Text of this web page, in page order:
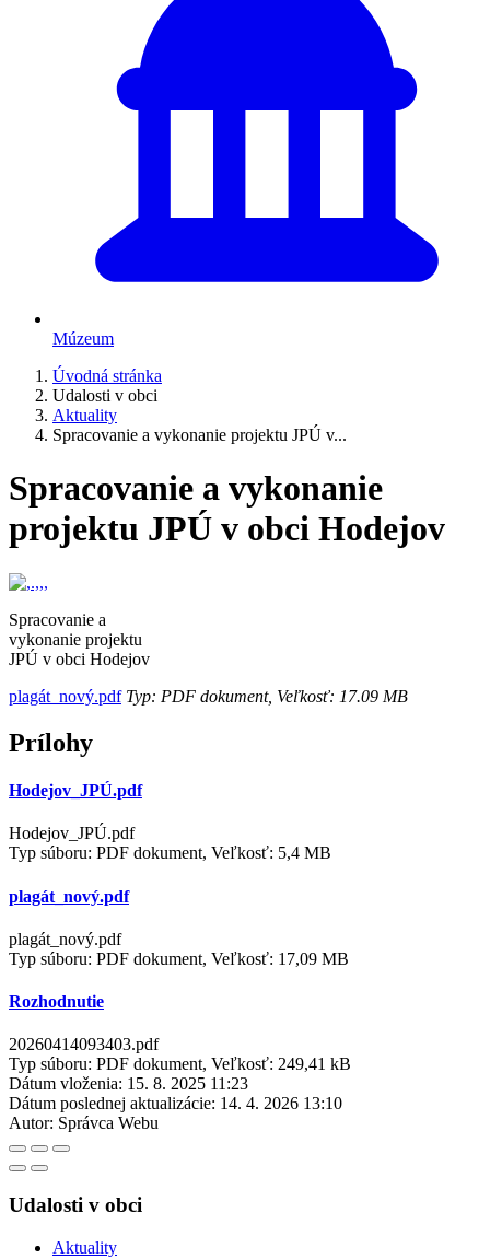
Múzeum
Úvodná stránka
Udalosti v obci
Aktuality
Spracovanie a vykonanie projektu JPÚ v...
Spracovanie a vykonanie
projektu JPÚ v obci Hodejov
Spracovanie a
vykonanie projektu
JPÚ v obci Hodejov
plagát_nový.pdfTyp: PDF dokument, Veľkosť: 17.09 MB
Prílohy
Hodejov_JPÚ.pdf
Hodejov_JPÚ.pdf
Typ súboru: PDF dokument, Veľkosť: 5,4 MB
plagát_nový.pdf
plagát_nový.pdf
Typ súboru: PDF dokument, Veľkosť: 17,09 MB
Rozhodnutie
20260414093403.pdf
Typ súboru: PDF dokument, Veľkosť: 249,41 kB
Dátum vloženia: 15. 8. 2025 11:23
Dátum poslednej aktualizácie: 14. 4. 2026 13:10
Autor: Správca Webu
Udalosti v obci
Aktuality